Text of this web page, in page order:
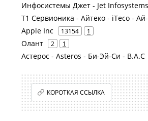
Инфосистемы Джет - Jet Infosystems
Т1 Сервионика - Айтеко - iTeco -
Apple Inc 13154 1
Олант 2 1
Астерос - Asteros - Би-Эй-Си - B.A.C
КОРОТКАЯ ССЫЛКА